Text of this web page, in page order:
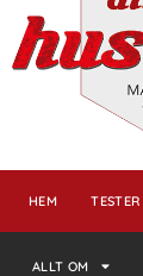
HEM TESTER
ALLT OM